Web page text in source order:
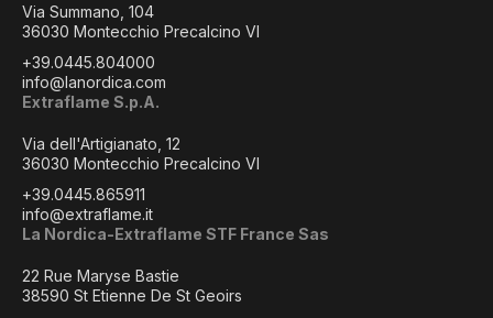
Via Summano, 104
36030 Montecchio Precalcino VI
+39.0445.804000
info@lanordica.com
Extraflame S.p.A.
Via dell'Artigianato, 12
36030 Montecchio Precalcino VI
+39.0445.865911
info@extraflame.it
La Nordica-Extraflame STF France Sas
22 Rue Maryse Bastie
38590 St Etienne De St Geoirs